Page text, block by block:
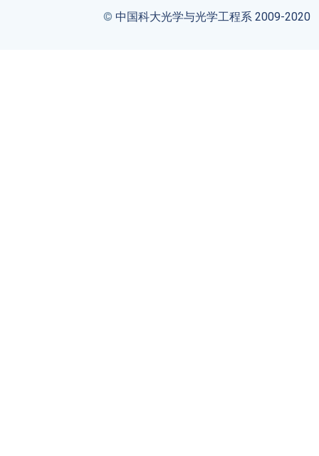
© 中国科大光学与光学工程系 2009-2020